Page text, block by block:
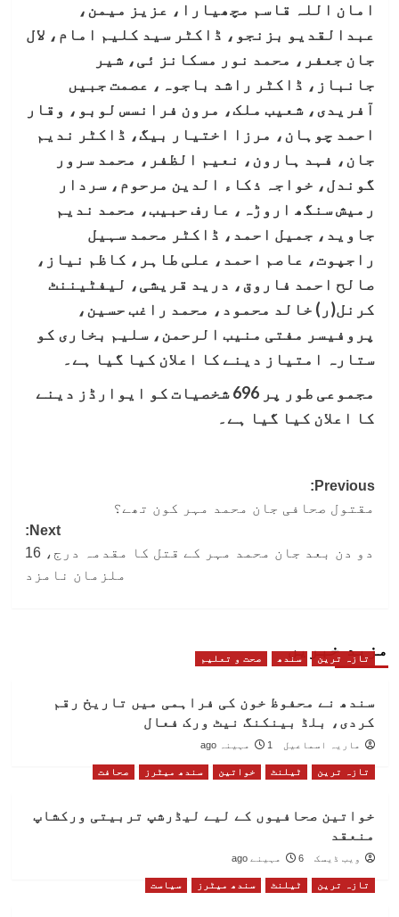
امان اللہ قاسم مچھیارا، عزیز میمن،
عبدالقدیو بزنجو، ڈاکٹر سید کلیم امام، لال
جان جعفر، محمد نور مسکانز ئی، شیر
جانباز، ڈاکٹر راشد باجوہ، عصمت جبیں
آفریدی، شعیب ملک، مرون فرانسس لوبو، وقار
احمد چوہان، مرزا اختیار بیگ، ڈاکٹر ندیم
جان، فہد ہارون، نعیم الظفر، محمد سرور
گوندل، خواجہ ذکاء الدین مرحوم، سردار
رمیش سنگھ اروڑہ، عارف حبیب، محمد ندیم
جاوید، جمیل احمد، ڈاکٹر محمد سہیل
راجپوت، عاصم احمد، علی طاہر، کاظم نیاز،
صالح احمد فاروق، درید قریشی، لیفٹیننٹ
کرنل(ر) خالد محمود، محمد راغب حسین،
پروفیسر مفتی منیب الرحمن، سلیم بخاری کو
ستارہ امتیاز دینے کا اعلان کیا گیا ہے۔
مجموعی طور پر 696 شخصیات کو ایوارڈز دینے
کا اعلان کیا گیا ہے۔
Post
navigation
Previous:
مقتول صحافی جان محمد مہر کون تھے؟
Next:
دو دن بعد جان محمد مہر کے قتل کا مقدمہ درج، 16
ملزمان نامزد
مزید خبریں
تازہ ترین سندھ صحت و تعلیم
سندھ نے محفوظ خون کی فراہمی میں تاریخ رقم
کردی، بلڈ بینکنگ نیٹ ورک فعال
ماریہ اسماعیل 1 مہینہ ago
تازہ ترین ٹیلنٹ خواتین سندھ میٹرز صحافت
خواتین صحافیوں کے لیے لیڈرشپ تربیتی ورکشاپ
منعقد
ویب ڈیسک 6 مہینے ago
تازہ ترین ٹیلنٹ سندھ میٹرز سیاست